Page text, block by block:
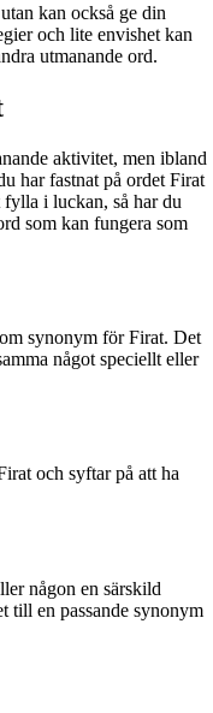
kan också ge din
och lite envishet kan
utmanande ord.
aktivitet, men ibland
har fastnat på ordet Firat
i luckan, så har du
som kan fungera som
synonym för Firat. Det
något speciellt eller
och syftar på att ha
någon en särskild
till en passande synonym